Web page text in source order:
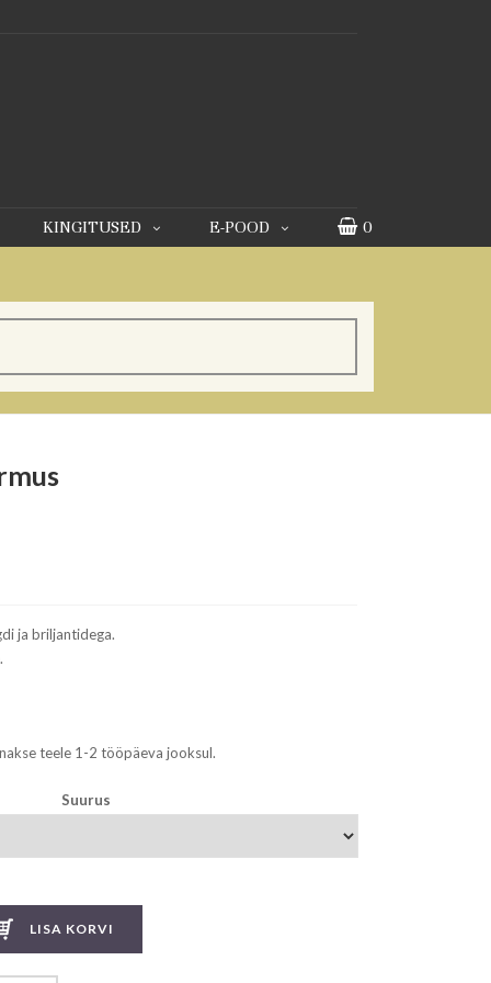
KINGITUSED E-POOD 0
ja briljantidega.
teele 1-2 tööpäeva jooksul.
Suurus
LISA KORVI